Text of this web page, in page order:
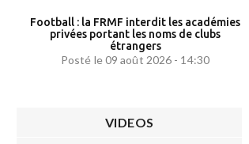
Football : la FRMF interdit les académies
privées portant les noms de clubs
étrangers
Posté le 09 août 2026 - 14:30
VIDEOS